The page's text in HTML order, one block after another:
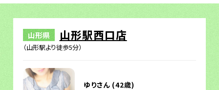
山形県 山形駅西口店
（山形駅より徒歩5分）
ゆりさん (42歳)